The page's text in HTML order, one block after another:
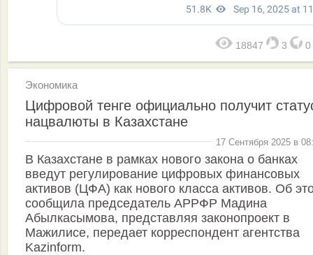
18847 3 0
Экономика
Цифровой тенге официально получит
нацвалюты в Казахстане
17 Сентября 2025 в
В Казахстане в рамках нового закона о банках
введут регулирование цифровых финансовых
активов (ЦФА) как нового класса активов. Об
сообщила председатель АРРФР Мадина
Абылкасымова, представляя законопроект в
Мажилисе, передает корреспондент агентства
Kazinform.